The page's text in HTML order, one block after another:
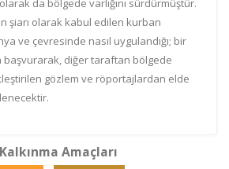
da bölgede varlığını sürdürmüştür.
şiarı olarak kabul edilen kurban
ve çevresinde nasıl uygulandığı; bir
diğer taraftan bölgede
gözlem ve röportajlardan elde
Amaçları